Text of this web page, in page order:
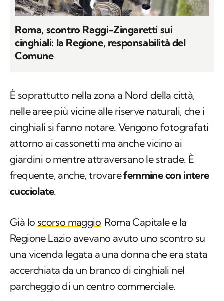
Roma, scontro Raggi-Zingaretti sui
cinghiali: la Regione, responsabilità del
Comune
È soprattutto nella zona a Nord della città,
nelle aree più vicine alle riserve naturali, che i
cinghiali si fanno notare. Vengono fotografati
attorno ai cassonetti ma anche vicino ai
giardini o mentre attraversano le strade. È
frequente, anche, trovarefemmine con intere
cucciolate.
Già lo scorso maggio Roma Capitale e la
Regione Lazio avevano avuto uno scontro su
una vicenda legata a una donna che era stata
accerchiata da un branco di cinghiali nel
parcheggio di un centro commerciale.